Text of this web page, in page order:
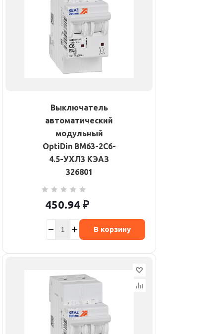
Выключатель
автоматический
модульный
OptiDin BM63-2C6-
4.5-УХЛ3 КЭАЗ
326801
450.94 ₽
В корзину